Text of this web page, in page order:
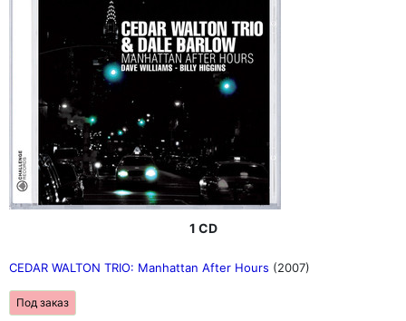
1 CD
CEDAR WALTON TRIO: Manhattan After Hours (2007)
Под заказ